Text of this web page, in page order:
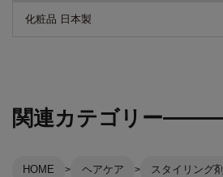
化粧品 日本製
関連カテゴリー
HOME ヘアケア スタイリング剤